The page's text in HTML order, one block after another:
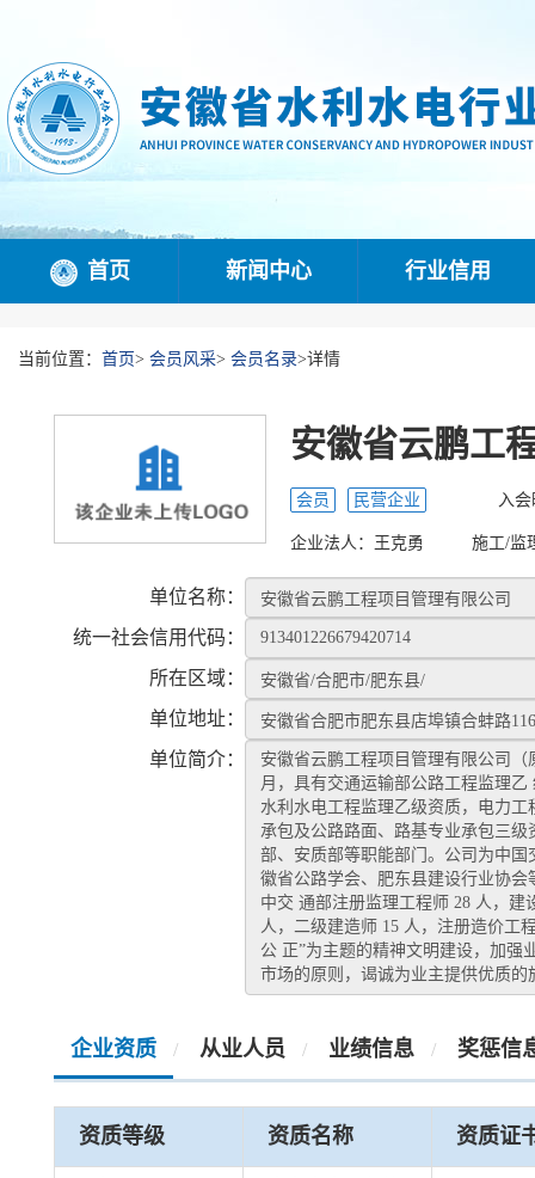
首页 新闻中心 行业信用
当前位置： 首页> 会员风采> 会员名录>详情
安徽省云鹏工
会员 民营企业 入
企业法人： 王克勇 施工/监
单位名称：
统一社会信用代码：
所在区域：
单位地址：
单位简介：
安徽省云鹏工程项目管理有限公司
月，具有交通运输部公路工程监理
水利水电工程监理乙级资质，电力
承包及公路路面、路基专业承包三
部、安质部等职能部门。公司为中
徽省公路学会、肥东县建设行业协
中交 通部注册监理工程师 28 人，
人，二级建造师 15 人，注册造价工
公 正”为主题的精神文明建设，加强
市场的原则，谒诚为业主提供优质的
企业资质 / 从业人员 / 业绩信息 / 奖惩信
资质等级 资质名称 资质证